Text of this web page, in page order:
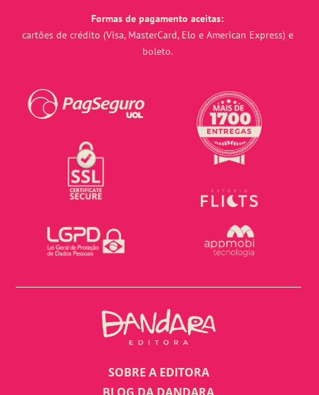
Formas de pagamento aceitas:
cartões de crédito (Visa, MasterCard, Elo e American Express) e
boleto.
SOBRE A EDITORA
BLOG DA DANDARA